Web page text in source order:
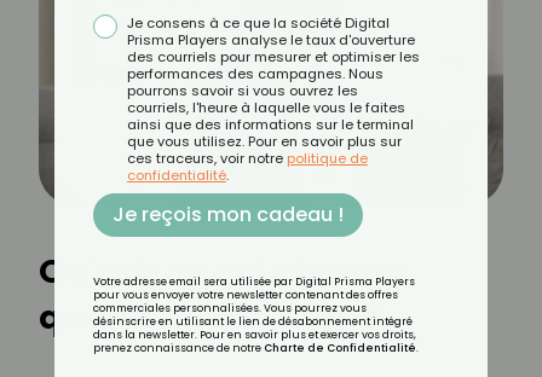
Qu'est-ce qui change
quand on a 60 ans ?
Je consens à ce que la société Digital
Prisma Players analyse le taux d'ouverture
des courriels pour mesurer et optimiser les
performances des campagnes. Nous
pourrons savoir si vous ouvrez les
courriels, l'heure à laquelle vous le faites
ainsi que des informations sur le terminal
que vous utilisez. Pour en savoir plus sur
ces traceurs, voir notre politique de
confidentialité.
Je reçois mon cadeau !
Votre adresse email sera utilisée par Digital Prisma Players
pour vous envoyer votre newsletter contenant des offres
commerciales personnalisées. Vous pourrez vous
désinscrire en utilisant le lien de désabonnement intégré
dans la newsletter. Pour en savoir plus et exercer vos droits,
prenez connaissance de notre Charte de Confidentialité.